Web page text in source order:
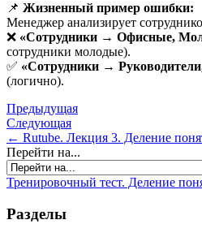
📌 Жизненный пример ошибки:
Менеджер анализирует
❌ «Сотрудники → Офисные,
сотрудники молодые).
✅ «Сотрудники →
(логично).
Предыдущая
Следующая
← Rutube. Лекция 3. Деление
Перейти на...
Тренировочный тест. Деление
Разделы